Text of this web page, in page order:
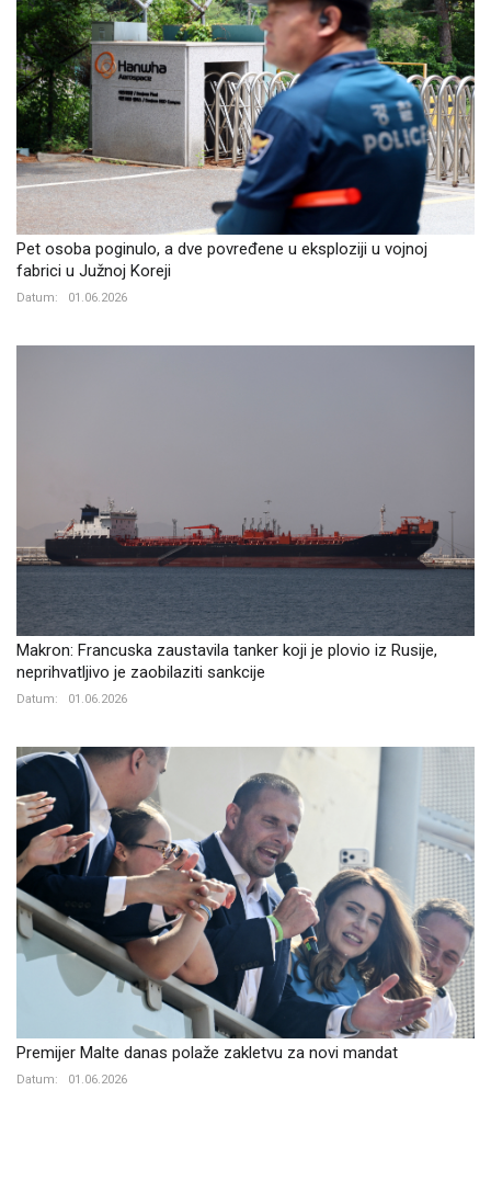
Pet osoba poginulo, a dve povređene u eksploziji u vojnoj
fabrici u Južnoj Koreji
Datum: 01.06.2026
Makron: Francuska zaustavila tanker koji je plovio iz Rusije,
neprihvatljivo je zaobilaziti sankcije
Datum: 01.06.2026
Premijer Malte danas polaže zakletvu za novi mandat
Datum: 01.06.2026